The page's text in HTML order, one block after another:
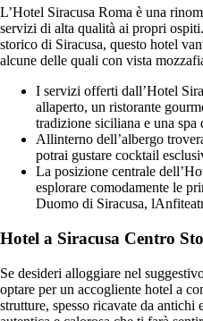
L’Hotel Siracusa Roma è una
servizi di alta qualità ai propri
storico di Siracusa, questo hotel
alcune delle quali con vista
I servizi offerti dall’Hotel
allaperto, un ristorante
tradizione siciliana e una
Allinterno dell’albergo
potrai gustare cocktail
La posizione centrale
esplorare comodamente le
Duomo di Siracusa,
Hotel a Siracusa Centro
Se desideri alloggiare nel
optare per un accogliente hotel a
strutture, spesso ricavate da